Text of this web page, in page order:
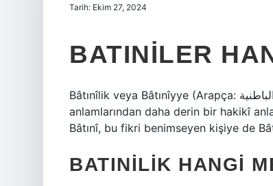
Tarih: Ekim 27, 2024
BATINILER
Bâtınîlik veya Bâtınîyye (Arapça: الباطنية, El-Bāṭiniyyeh); İslam’da, Kur’an ayetlerinin zahiri
anlamlarından daha derin bir hakikî
Bâtınî, bu fikri benimseyen kişiye de
BATINILIK HANGI